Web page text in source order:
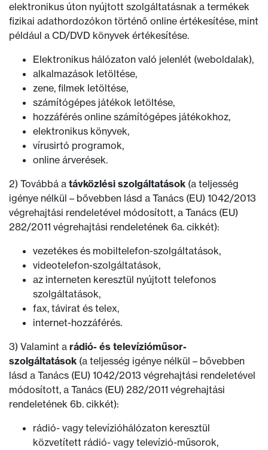
elektronikus úton nyújtott szolgáltatásnak a termékek
fizikai adathordozókon történő online értékesítése, mint
például a CD/DVD könyvek értékesítése.
Elektronikus hálózaton való jelenlét (weboldalak),
alkalmazások letöltése,
zene, filmek letöltése,
számítógépes játékok letöltése,
hozzáférés online számítógépes játékokhoz,
elektronikus könyvek,
vírusirtó programok,
online árverések.
2) Továbbá a távközlési szolgáltatások (a teljesség
igénye nélkül – bővebben lásd a Tanács (EU) 1042/2013
végrehajtási rendeletével módosított, a Tanács (EU)
282/2011 végrehajtási rendeletének 6a. cikkét):
vezetékes és mobiltelefon-szolgáltatások,
videotelefon-szolgáltatások,
az interneten keresztül nyújtott telefonos
szolgáltatások,
fax, távirat és telex,
internet-hozzáférés.
3) Valamint a rádió- és televízióműsor-
szolgáltatások (a teljesség igénye nélkül – bővebben
lásd a Tanács (EU) 1042/2013 végrehajtási rendeletével
módosított, a Tanács (EU) 282/2011 végrehajtási
rendeletének 6b. cikkét):
rádió- vagy televízióhálózaton keresztül
közvetített rádió- vagy televízió-műsorok,